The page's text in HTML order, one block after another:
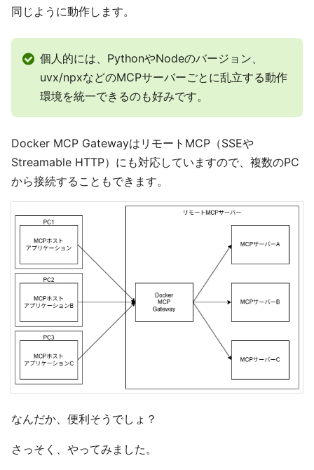
同じように動作します。
個人的には、PythonやNodeのバージョン、
uvx/npxなどのMCPサーバーごとに乱立する動作
環境を統一できるのも好みです。
Docker MCP GatewayはリモートMCP（SSEや
Streamable HTTP）にも対応していますので、複数のPC
から接続することもできます。
なんだか、便利そうでしょ？
さっそく、やってみました。